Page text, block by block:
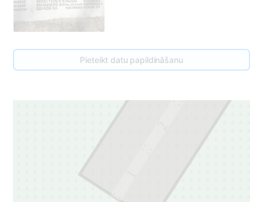
Pieteikt datu papildināšanu
3